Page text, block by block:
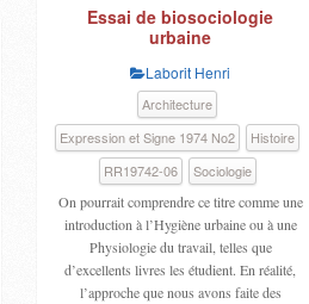
Essai de biosociologie
urbaine
Laborit Henri
Architecture
Expression et Signe 1974 No2
Histoire
RR19742-06
Sociologie
On pourrait comprendre ce titre comme une
introduction à l’Hygiène urbaine ou à une
Physiologie du travail, telles que
d’excellents livres les étudient. En réalité,
l’approche que nous avons faite des